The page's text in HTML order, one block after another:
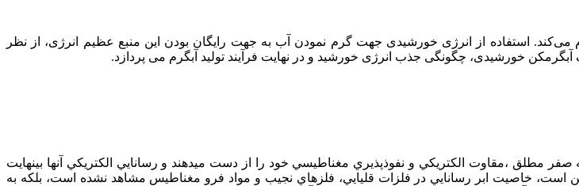
استفاده از انرژی خورشیدی جهت گرم نمودن آب به جهت رایگان بودن این منبع عظیم انرژی، از نظر
خورشیدی، چگونگی جذب انرژی خورشید و در نهایت فرآیند تولید آبگرم می پردازد.
به صفر مطلق ،مقاوت الكتريكي و نفوذپذيري مغناطيسي خود را از دست ميدهند و رسانايي الكتريكي آنها بينهايت
دمايي به ماهيت ماده بستگي دارد، كه از حدود 0.5 تا 18 درجه كلوين است، خاصيت ابر رسانايي در فلزات قليايي، فلزهاي نجيب و مواد فرو مغناطيس مشاهد نشده است، بلكه به